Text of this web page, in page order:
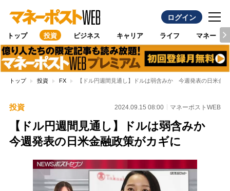
ログイン
トップ 投資 ビジネス キャリア ライフ マネー
トップ 投資 FX 【ドル円週間見通し】ドルは弱含みか 今週発表の日米金
投資 2024.09.15 08:00 マネーポストWEB
【ドル円週間見通し】ドルは弱含みか
今週発表の日米金融政策がカギに